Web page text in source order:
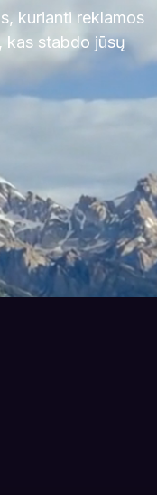
kurianti reklamos
kas stabdo jūsų